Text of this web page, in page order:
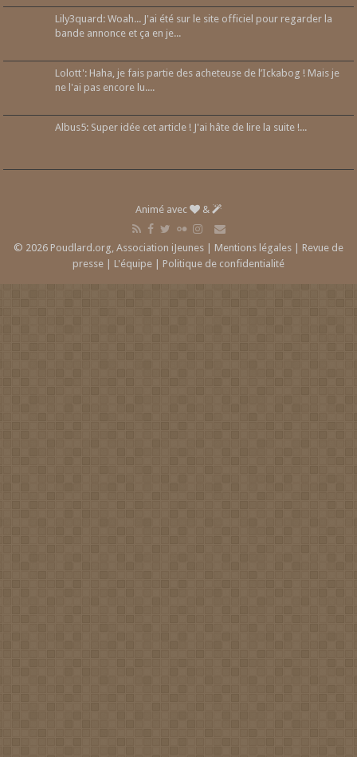
Lily3quard: Woah... J'ai été sur le site officiel pour regarder la
bande annonce et ça en je...
Lolott': Haha, je fais partie des acheteuse de l’Ickabog ! Mais je
ne l'ai pas encore lu....
Albus5: Super idée cet article ! J'ai hâte de lire la suite !...
Animé avec &
© 2026 Poudlard.org, Association iJeunes | Mentions légales | Revue de
presse | L'équipe | Politique de confidentialité